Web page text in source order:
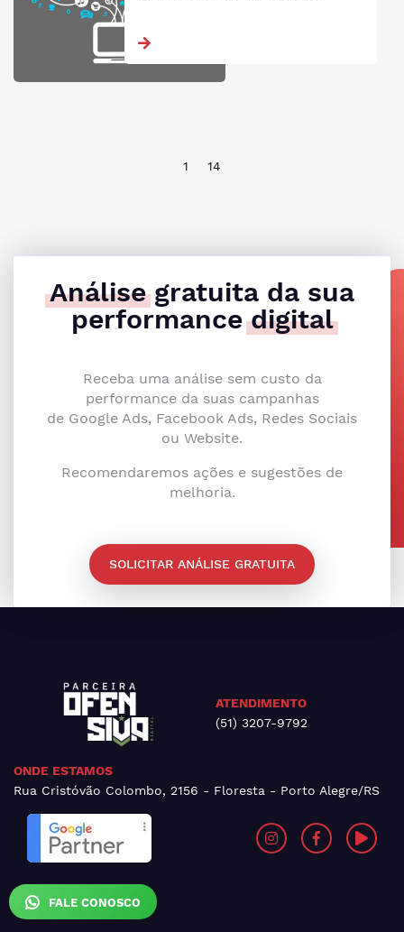
FALE CONOSCO
1 14
Análisegratuita da sua
performancedigital
Receba uma análise sem custo da
performance da suas campanhas
de Google Ads, Facebook Ads, Redes Sociais
ou Website.
Recomendaremos ações e sugestões de
melhoria.
SOLICITAR ANÁLISE GRATUITA
ATENDIMENTO
(51) 3207-9792
ONDE ESTAMOS
Rua Cristóvão Colombo, 2156 - Floresta - Porto Alegre/RS